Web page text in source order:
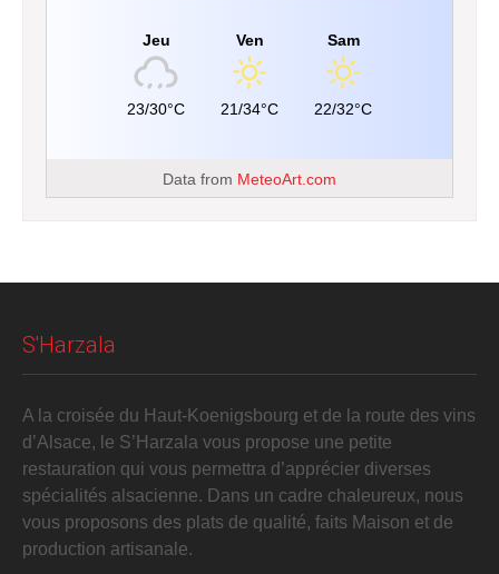
Jeu
23/30°C
Ven
21/34°C
Sam
22/32°C
Data from MeteoArt.com
S'Harzala
A la croisée du Haut-Koenigsbourg et de la route des vins
d’Alsace, le S’Harzala vous propose une petite
restauration qui vous permettra d’apprécier diverses
spécialités alsacienne. Dans un cadre chaleureux, nous
vous proposons des plats de qualité, faits Maison et de
production artisanale.